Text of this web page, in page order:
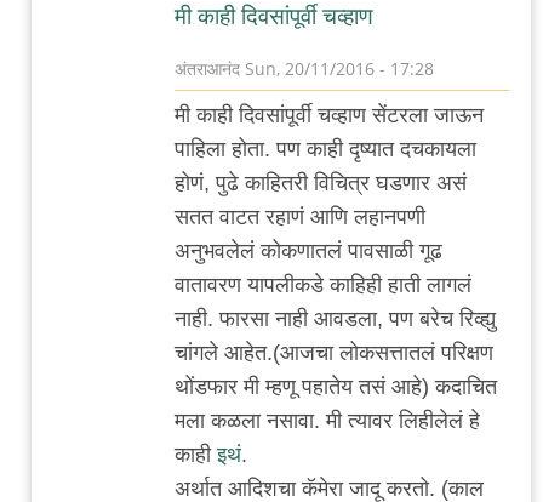
मी काही दिवसांपूर्वी चव्हाण
अंतराआनंद Sun, 20/11/2016 - 17:28
In
reply
to
कौल
चिंतातुर
जंतू
मी काही दिवसांपूर्वी चव्हाण सेंटरला जाऊन
पाहिला होता. पण काही दृष्यात दचकायला
होणं, पुढे काहितरी विचित्र घडणार असं
सतत वाटत रहाणं आणि लहानपणी
अनुभवलेलं कोकणातलं पावसाळी गूढ
वातावरण यापलीकडे काहिही हाती लागलं
नाही. फारसा नाही आवडला, पण बरेच रिव्ह्यु
चांगले आहेत.(आजचा लोकसत्तातलं परिक्षण
थोंडफार मी म्हणू पहातेय तसं आहे) कदाचित
मला कळला नसावा. मी त्यावर लिहीलेलं हे
काहीइथं.
अर्थात आदिशचा कॅमेरा जादू करतो. (काल